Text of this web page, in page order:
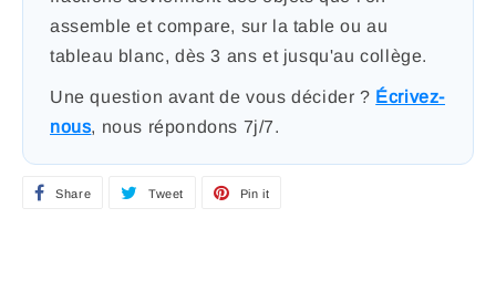
assemble et compare, sur la table ou au
tableau blanc, dès 3 ans et jusqu'au collège.
Une question avant de vous décider ? Écrivez-
nous, nous répondons 7j/7.
Share Tweet Pin it